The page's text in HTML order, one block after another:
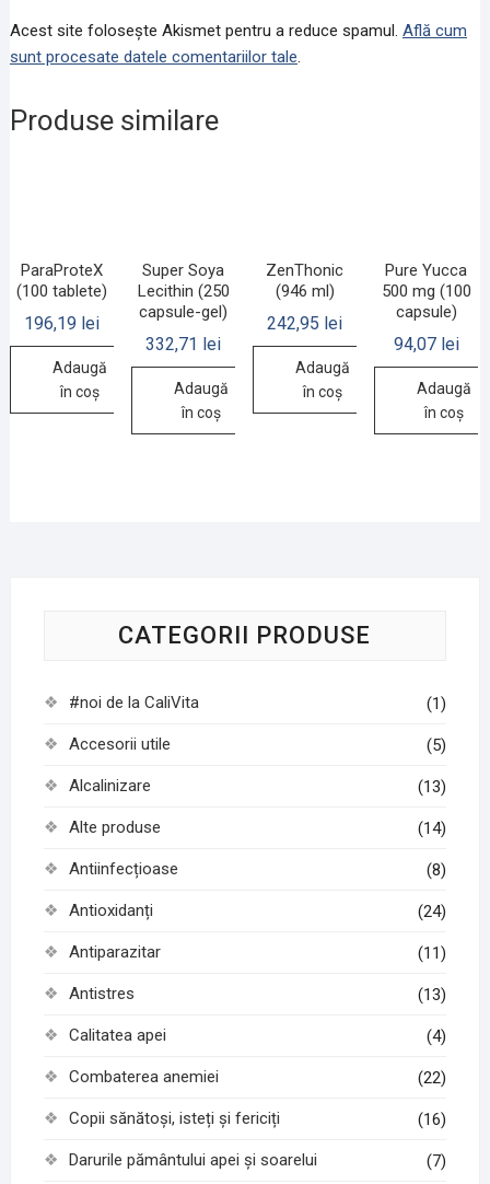
Acest site folosește Akismet pentru a reduce spamul. Află cum
sunt procesate datele comentariilor tale.
Produse similare
ParaProteX
(100 tablete)
196,19 lei
Adaugă
în coș
Super Soya
Lecithin (250
capsule-gel)
332,71 lei
Adaugă
în coș
ZenThonic
(946 ml)
242,95 lei
Adaugă
în coș
Pure Yucca
500 mg (100
capsule)
94,07 lei
Adaugă
în coș
CATEGORII PRODUSE
#noi de la CaliVita (1)
Accesorii utile (5)
Alcalinizare (13)
Alte produse (14)
Antiinfecțioase (8)
Antioxidanți (24)
Antiparazitar (11)
Antistres (13)
Calitatea apei (4)
Combaterea anemiei (22)
Copii sănătoși, isteți și fericiți (16)
Darurile pământului apei și soarelui (7)